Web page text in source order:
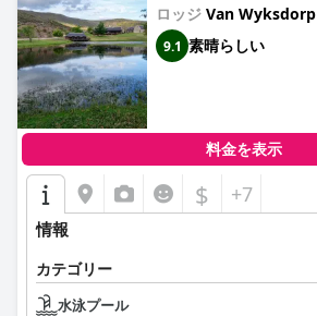
ロッジ Van Wyksdorp
9.1 素晴らしい
料金を表示
$ +7
情報
カテゴリー
水泳プール